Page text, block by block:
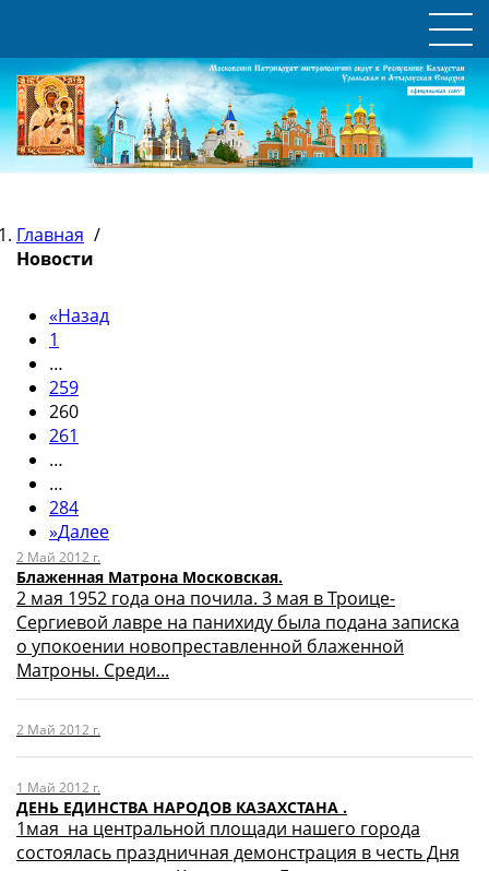
Главная /
Новости
«Назад
1
…
259
260
261
…
…
284
»Далее
2 Май 2012 г.
Блаженная Матрона Московская.
2 мая 1952 года она почила. 3 мая в Троице-
Сергиевой лавре на панихиду была подана записка
о упокоении новопреставленной блаженной
Матроны. Среди...
2 Май 2012 г.
1 Май 2012 г.
ДЕНЬ ЕДИНСТВА НАРОДОВ КАЗАХСТАНА .
1мая на центральной площади нашего города
состоялась праздничная демонстрация в честь Дня